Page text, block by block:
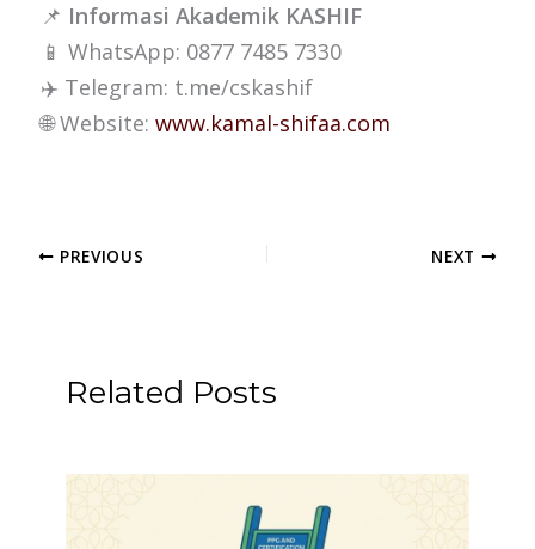
📌 Informasi Akademik KASHIF
📱 WhatsApp: 0877 7485 7330
✈️ Telegram: t.me/cskashif
🌐 Website: www.kamal-shifaa.com
PREVIOUS NEXT
Related Posts